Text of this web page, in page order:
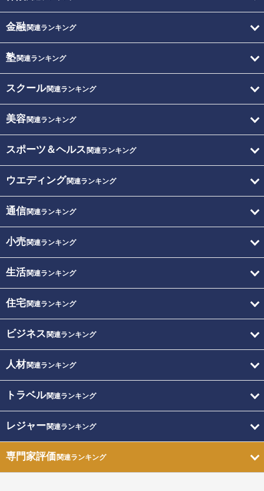
金融関連ランキング
塾関連ランキング
スクール関連ランキング
美容関連ランキング
スポーツ＆ヘルス 関連ランキング
ウエディング関連ランキング
通信関連ランキング
小売関連ランキング
生活関連ランキング
住宅関連ランキング
ビジネス 関連ランキング
人材関連ランキング
トラベル関連ランキング
レジャー関連ランキング
専門家評価関連ランキング